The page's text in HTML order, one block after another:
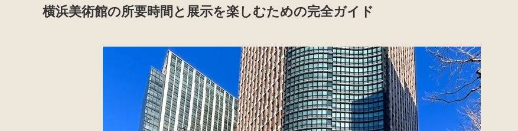
横浜美術館の所要時間と展示を楽しむための完全ガイド